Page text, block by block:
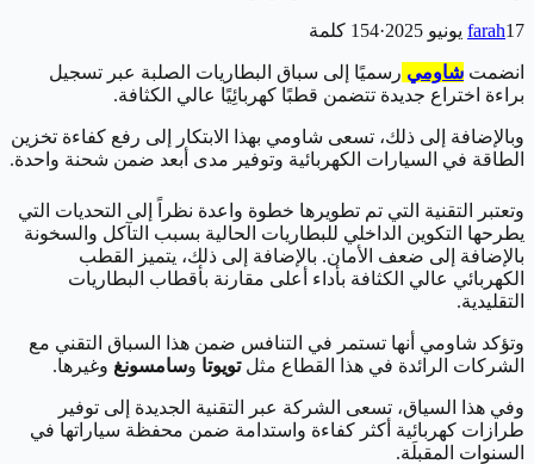
farah17 يونيو 2025 ·
154 كلمة
انضمت شاومي رسميًا إلى سباق البطاريات الصلبة عبر تسجيل
براءة اختراع جديدة تتضمن قطبًا كهربائِيًا عالي الكثافة.
وبالإضافة إلى ذلك، تسعى شاومي بهذا الابتكار إلى رفع كفاءة تخزين
الطاقة في السيارات الكهربائية وتوفير مدى أبعد ضمن شحنة واحدة.
وتعتبر التقنية التي تم تطويرها خطوة واعدة نظراً إلى التحديات التي
يطرحها التكوين الداخلي للبطاريات الحالية بسبب التآكل والسخونة
بالإضافة إلى ضعف الأمان. بالإضافة إلى ذلك، يتميز القطب
الكهربائي عالي الكثافة بأداء أعلى مقارنة بأقطاب البطاريات
التقليدية.
وتؤكد شاومي أنها تستمر في التنافس ضمن هذا السباق التقني مع
الشركات الرائدة في هذا القطاع مثلتويوتا وسامسونغ وغيرها.
وفي هذا السياق، تسعى الشركة عبر التقنية الجديدة إلى توفير
طرازات كهربائية أكثر كفاءة واستدامة ضمن محفظة سياراتها في
السنوات المقبلَة.